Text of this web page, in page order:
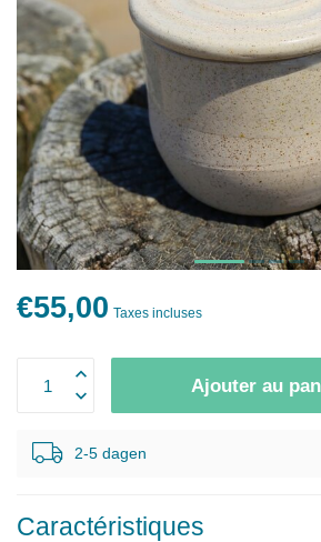
€55,00 Taxes incluses
Ajouter au
2-5 dagen
Caractéristiques